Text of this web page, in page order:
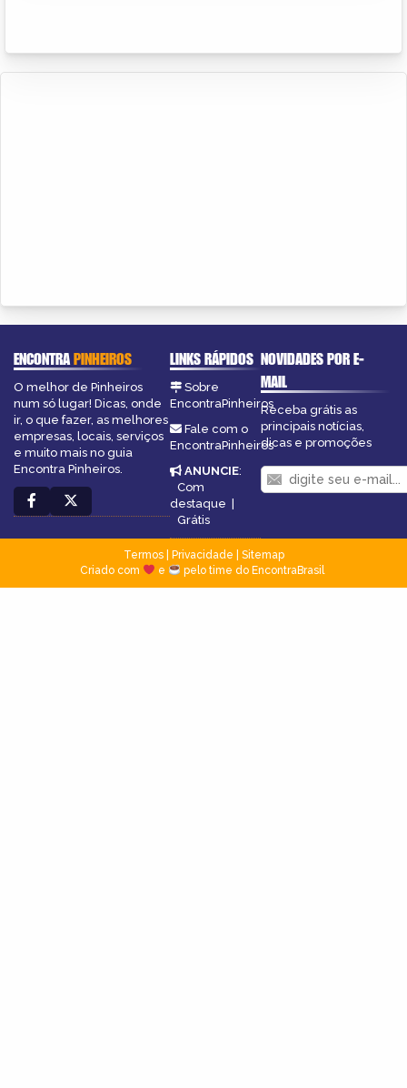
ENCONTRAPINHEIROS
O melhor de Pinheiros
num só lugar! Dicas, onde
ir, o que fazer, as melhores
empresas, locais, serviços
e muito mais no guia
Encontra Pinheiros.
LINKS RÁPIDOS
Sobre
EncontraPinheiros
Fale com o
EncontraPinheiros
ANUNCIE:
Com
destaque |
Grátis
NOVIDADES POR E-
MAIL
Receba grátis as
principais notícias,
dicas e promoções
Termos| Privacidade
Sitemap
Criado com
e pelo time do EncontraBrasil